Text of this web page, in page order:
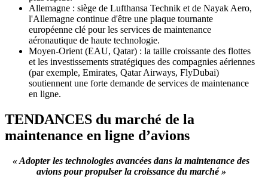
Allemagne : siège de Lufthansa Technik et de Nayak Aero,
l'Allemagne continue d'être une plaque tournante
européenne clé pour les services de maintenance
aéronautique de haute technologie.
Moyen-Orient (EAU, Qatar) : la taille croissante des flottes
et les investissements stratégiques des compagnies aériennes
(par exemple, Emirates, Qatar Airways, FlyDubai)
soutiennent une forte demande de services de maintenance
en ligne.
TENDANCES du marché de la
maintenance en ligne d’avions
« Adopter les technologies avancées dans la maintenance des
avions pour propulser la croissance du marché »